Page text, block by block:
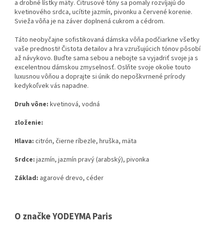
a drobné lístky mäty. Citrusové tóny sa pomaly rozvíjajú do
kvetinového srdca, ucítite jazmín, pivonku a červené korenie.
Svieža vôňa je na záver doplnená cukrom a cédrom.
Táto neobyčajne sofistikovaná dámska vôňa podčiarkne všetky
vaše prednosti! Čistota detailov a hra vzrušujúcich tónov pôsobí
až návykovo. Buďte sama sebou a nebojte sa vyjadriť svoje ja s
excelentnou dámskou zmyselnosť. Oslňte svoje okolie touto
luxusnou vôňou a doprajte si únik do nepoškvrnené prírody
kedykoľvek vás napadne.
Druh vône: kvetinová, vodná
zloženie:
Hlava: citrón, čierne ríbezle, hruška, mäta
Srdce: jazmín, jazmín pravý (arabský), pivonka
Základ: agarové drevo, céder
O značke YODEYMA Paris